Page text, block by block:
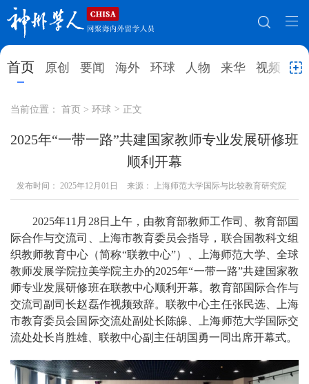
首页 原创 要闻 海外 环球 人物 来华 视频 教
网站地图
首页 原创
环球 人物 来华 视频
就业创业 合作办学
综合 深度 专题 实用信息
招聘信息 更多数据
当前位置： 首页 > 环球 > 正文
2025年“一带一路”共建国家教师专业发展研修班
顺利开幕
发布时间： 2025年12月01日 来源： 上海师范大学国际与比较教育研究院
2025年11月28日上午，由教育部教师工作司、教育部国
际合作与交流司、上海市教育委员会指导，联合国教科文组
织教师教育中心（简称“联教中心”）、上海师范大学、全球
教师发展学院拉美学院主办的2025年“一带一路”共建国家教
师专业发展研修班在联教中心顺利开幕。教育部国际合作与
交流司副司长赵磊作视频致辞。联教中心主任张民选、上海
市教育委员会国际交流处副处长陈皞、上海师范大学国际交
流处处长肖胜雄、联教中心副主任胡国勇一同出席开幕式。